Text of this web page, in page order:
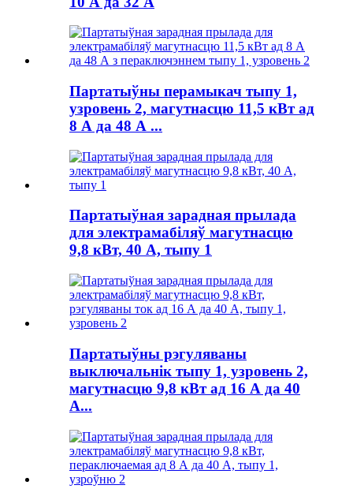
Партатыўны перамыкач тыпу 1,
узровень 2, магутнасцю 11,5 кВт ад
8 А да 48 А ...
Партатыўная зарадная прылада
для электрамабіляў магутнасцю
9,8 кВт, 40 А, тыпу 1
Партатыўны рэгуляваны
выключальнік тыпу 1, узровень 2,
магутнасцю 9,8 кВт ад 16 А да 40
А...